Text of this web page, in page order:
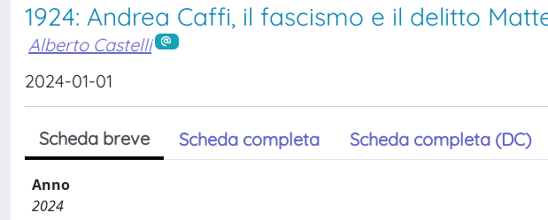
1924: Andrea Caffi, il fascismo e il delitto
Alberto Castelli
2024-01-01
Scheda breve Scheda completa Scheda completa (DC)
Anno
2024